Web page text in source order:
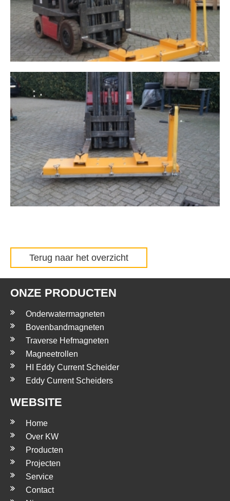
Terug naar het overzicht
ONZE PRODUCTEN
Onderwatermagneten
Bovenbandmagneten
Traverse Hefmagneten
Magneetrollen
HI Eddy Current Scheider
Eddy Current Scheiders
WEBSITE
Home
Over KW
Producten
Projecten
Service
Contact